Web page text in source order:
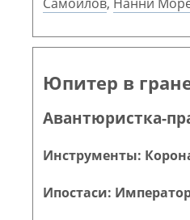
Юпитер в
Авантюристка-
Инструменты:
Ипостаси: